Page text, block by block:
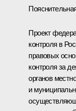
Проект
контроля в
правовых
контроля за
органов
и